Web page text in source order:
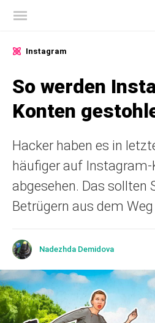
Instagram
So werden
Konten
Hacker haben es in
häufiger auf Instagram-
abgesehen. Das sollten
Betrügern aus dem
Nadezhda Demidova